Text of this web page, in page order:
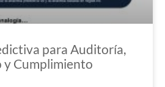
para Auditoría,
y Cumplimiento